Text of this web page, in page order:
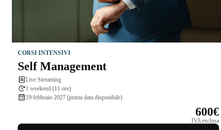
CORSI INTENSIVI
Self Management
Live Streaming
1 weekend (11 ore)
19 febbraio 2027 (prima data disponibile)
600€
IVA esclusa